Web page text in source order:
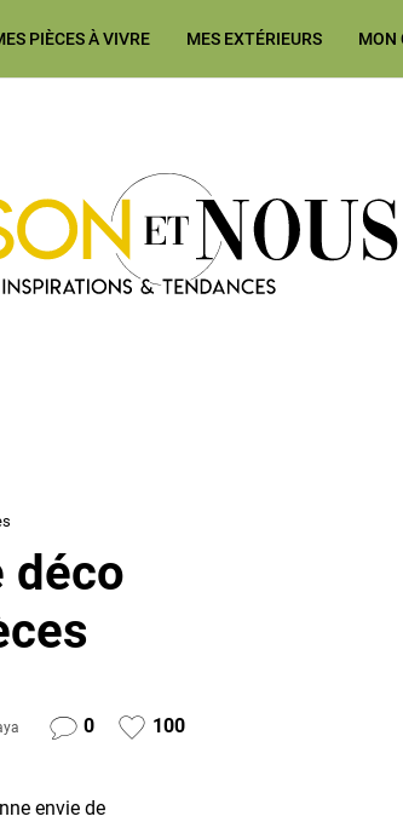
PIÈCES À VIVRE MES EXTÉRIEURS MON
Ma Maison et Nous Construction,
déco
0 100
envie de